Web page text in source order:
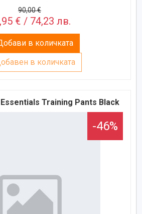
90,00 €
€ / 74,23 лв.
в количката
в количката
Training Pants Black
-46%